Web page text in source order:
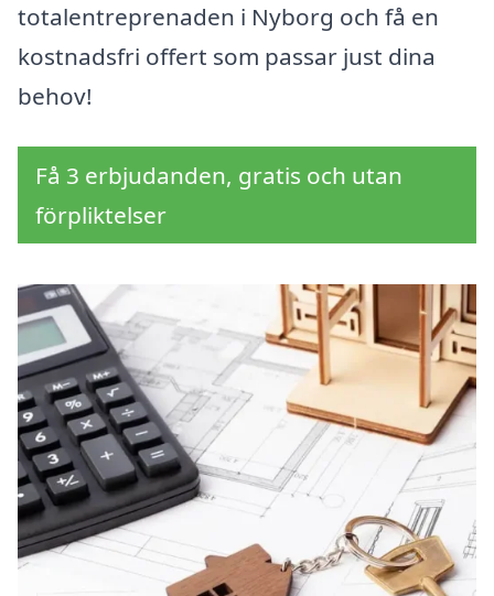
totalentreprenaden i Nyborg och få en
kostnadsfri offert som passar just dina
behov!
Få 3 erbjudanden, gratis och utan
förpliktelser